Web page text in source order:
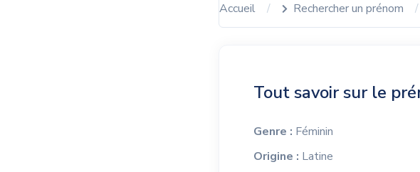
Accueil Rechercher un prénom
Tout savoir sur le
Genre : Féminin
Origine : Latine